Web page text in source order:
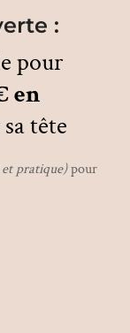
:
pour
en
tête
pratique)pour